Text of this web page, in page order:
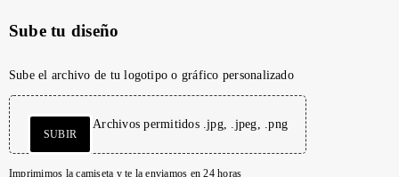
Sube tu diseño
Sube el archivo de tu logotipo o gráfico personalizado
Archivos permitidos .jpg, .jpeg, .png
SUBIR
Imprimimos la camiseta y te la enviamos en 24 horas